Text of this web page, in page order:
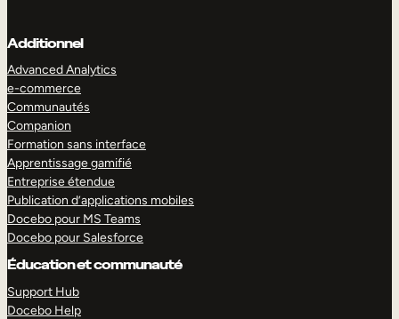
Additionnel
Advanced Analytics
e-commerce
Communautés
Companion
Formation sans interface
Apprentissage gamifié
Entreprise étendue
Publication d’applications mobiles
Docebo pour MS Teams
Docebo pour Salesforce
Éducation et communauté
Support Hub
Docebo Help